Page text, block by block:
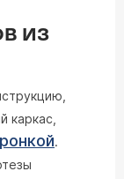
ИЗ
каркас,
.